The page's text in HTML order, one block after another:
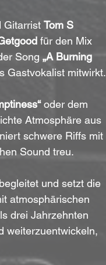
Gitarrist Tom S
für den Mix
Song „A Burning
Gastvokalist mitwirkt.
oder dem
Atmosphäre aus
schwere Riffs mit
Sound treu.
und setzt die
atmosphärischen
drei Jahrzehnten
weiterzuentwickeln,